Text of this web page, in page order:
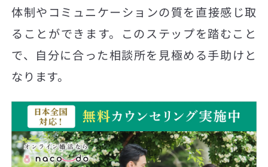
体制やコミュニケーションの質を直接感じ取
ることができます。このステップを踏むこと
で、自分に合った相談所を見極める手助けと
なります。